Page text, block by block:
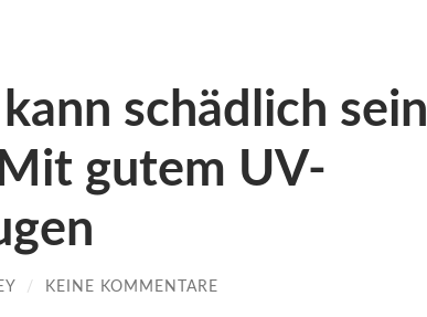
schädlich sein
gutem UV-
/ KEINE KOMMENTARE